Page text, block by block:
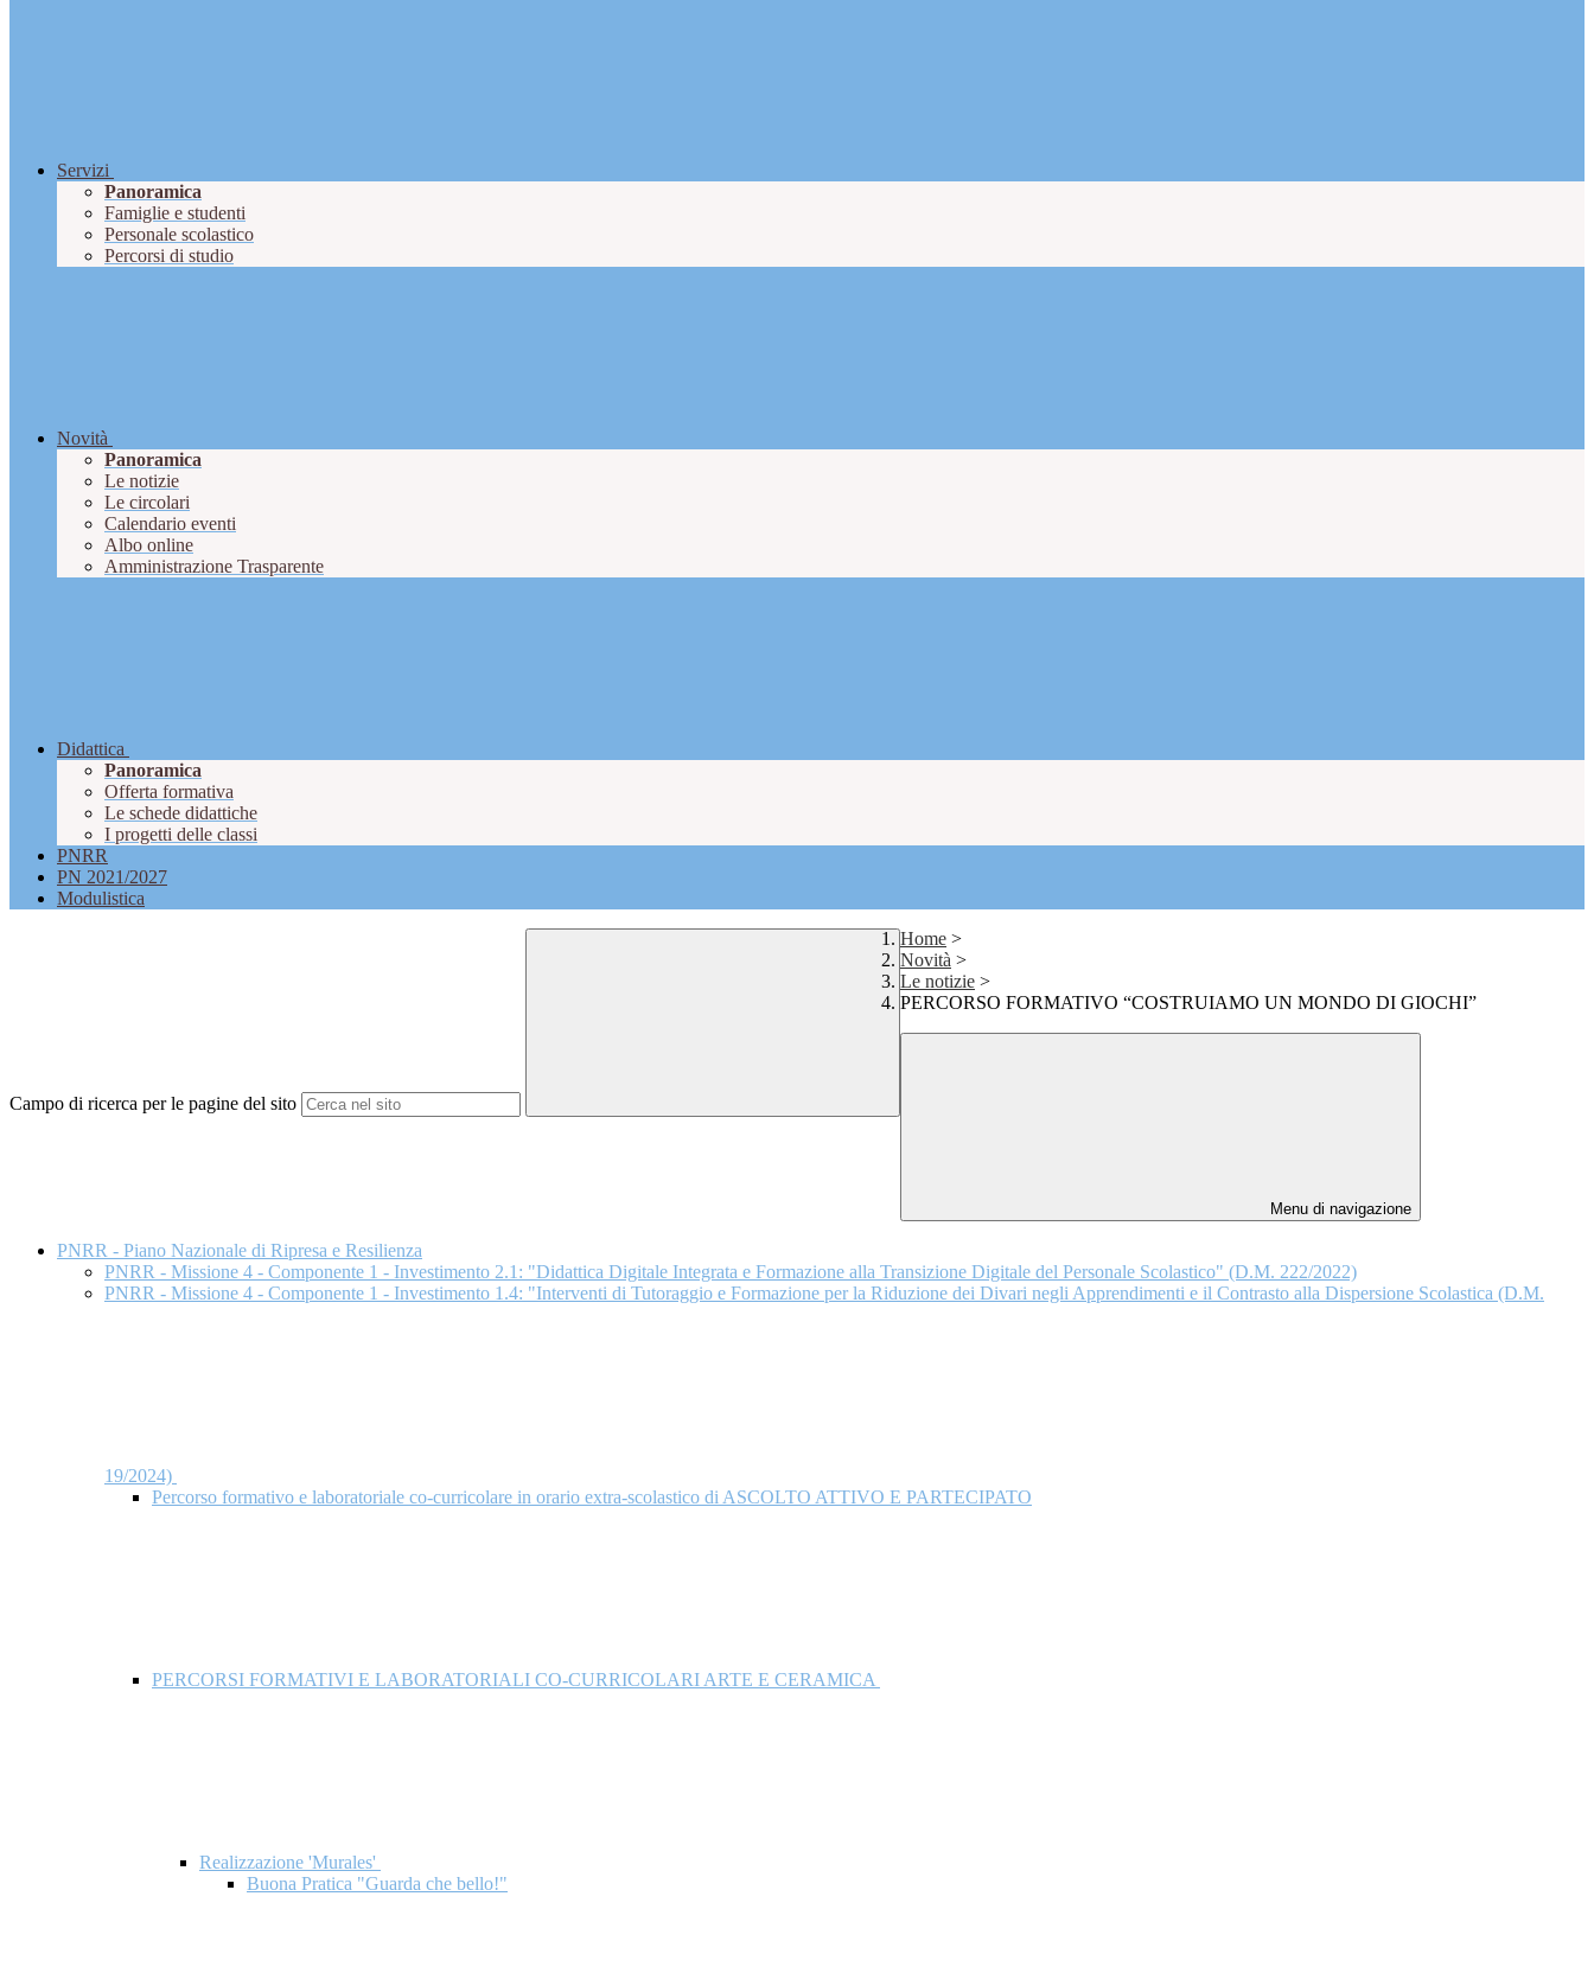
Servizi
Panoramica
Famiglie e studenti
Personale scolastico
Percorsi di studio
Novità
Panoramica
Le notizie
Le circolari
Calendario eventi
Albo online
Amministrazione Trasparente
Didattica
Panoramica
Offerta formativa
Le schede didattiche
I progetti delle classi
PNRR
PN 2021/2027
Modulistica
Campo di ricerca per le pagine del sito
Home >
Novità >
Le notizie >
PERCORSO FORMATIVO “COSTRUIAMO UN MONDO DI GIOCHI”
Menu di navigazione
PNRR - Piano Nazionale di Ripresa e Resilienza
PNRR - Missione 4 - Componente 1 - Investimento 2.1: "Didattica Digitale Integrata e Formazione alla Transizione Digitale del Personale Scolastico" (D.M. 222/2022)
PNRR - Missione 4 - Componente 1 - Investimento 1.4: "Interventi di Tutoraggio e Formazione per la Riduzione dei Divari negli Apprendimenti e il Contrasto alla Dispersione Scolastica (D.M.
19/2024)
Percorso formativo e laboratoriale co-curricolare in orario extra-scolastico di ASCOLTO ATTIVO E PARTECIPATO
PERCORSI FORMATIVI E LABORATORIALI CO-CURRICOLARI ARTE E CERAMICA
Realizzazione 'Murales'
Buona Pratica "Guarda che bello!"